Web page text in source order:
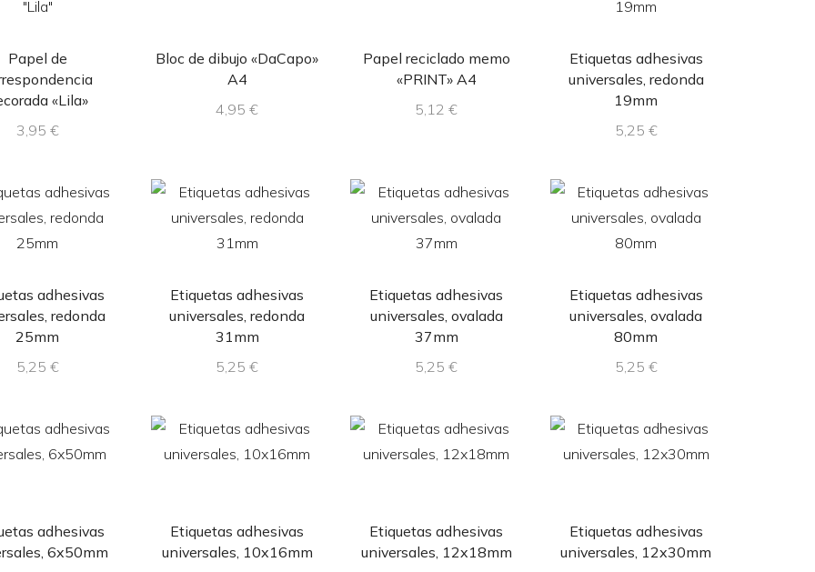
Papel de
«Lila»
3,95 €
Bloc de dibujo «DaCapo»
A4
4,95€
Papel reciclado memo
«PRINT» A4
5,12€
Etiquetas adhesivas
universales, redonda
19mm
5,25 €
adhesivas
redonda
25mm
5,25 €
Etiquetas adhesivas
universales, redonda
31mm
5,25€
Etiquetas adhesivas
universales, ovalada
37mm
5,25€
Etiquetas adhesivas
universales, ovalada
80mm
5,25 €
adhesivas
6x50mm
Etiquetas adhesivas
universales, 10x16mm
Etiquetas adhesivas
universales, 12x18mm
Etiquetas adhesivas
universales, 12x30mm